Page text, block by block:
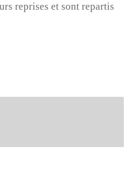
reprises et sont repartis